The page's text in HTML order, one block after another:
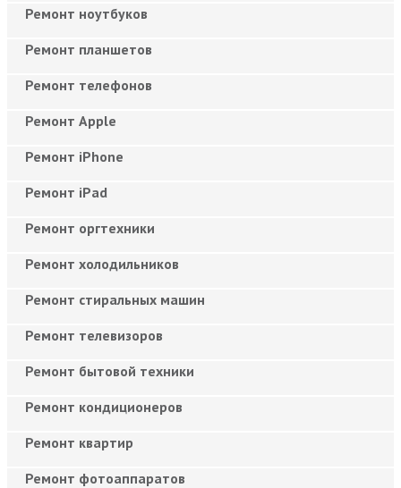
Ремонт ноутбуков
Ремонт планшетов
Ремонт телефонов
Ремонт Apple
Ремонт iPhone
Ремонт iPad
Ремонт оргтехники
Ремонт холодильников
Ремонт стиральных машин
Ремонт телевизоров
Ремонт бытовой техники
Ремонт кондиционеров
Ремонт квартир
Ремонт фотоаппаратов